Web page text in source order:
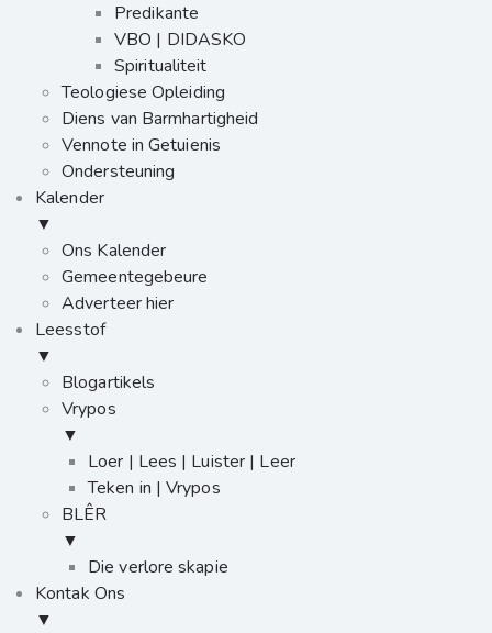
Predikante
VBO | DIDASKO
Spiritualiteit
Teologiese Opleiding
Diens van Barmhartigheid
Vennote in Getuienis
Ondersteuning
Kalender
▼
Ons Kalender
Gemeentegebeure
Adverteer hier
Leesstof
▼
Blogartikels
Vrypos
▼
Loer | Lees | Luister | Leer
Teken in | Vrypos
BLÊR
▼
Die verlore skapie
Kontak Ons
▼